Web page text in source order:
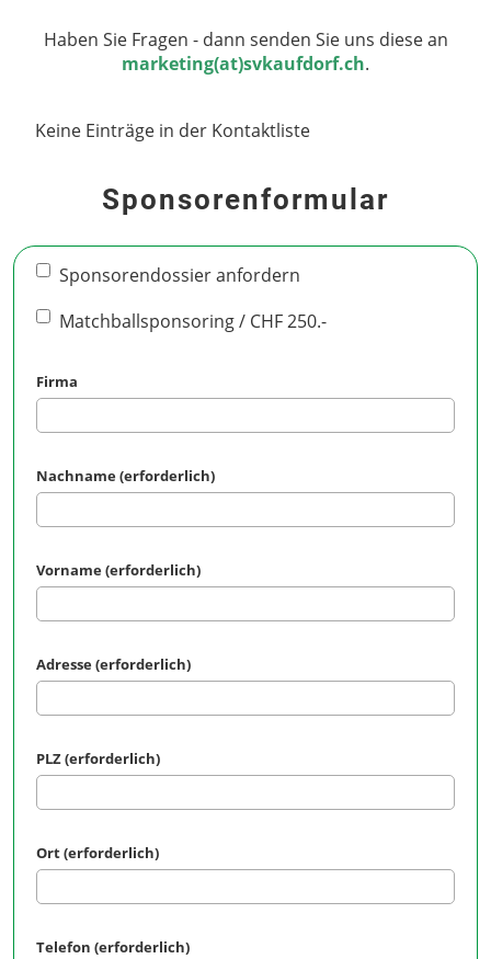
Haben Sie Fragen - dann senden Sie uns diese an
marketing(at)svkaufdorf.ch.
Keine Einträge in der Kontaktliste
Sponsorenformular
Sponsorendossier anfordern
Matchballsponsoring / CHF 250.-
Firma
Nachname (erforderlich)
Vorname (erforderlich)
Adresse (erforderlich)
PLZ (erforderlich)
Ort (erforderlich)
Telefon (erforderlich)